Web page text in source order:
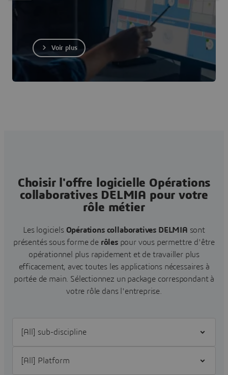
Voir plus
Choisir l'offre logicielle Opérations
collaboratives DELMIA pour votre
rôle métier
Les logiciels Opérations collaboratives DELMIA sont
présentés sous forme de rôlespour vous permettre d'être
opérationnel plus rapidement et de travailler plus
efficacement, avec toutes les applications nécessaires à
portée de main. Sélectionnez un package correspondant à
votre rôle dans l'entreprise.